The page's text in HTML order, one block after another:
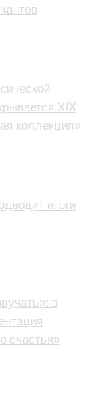
XIX
коллекция»
итоги
в
счастья»